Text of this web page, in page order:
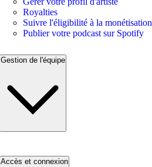
Royalties
Suivre l'éligibilité à la monétisation
Publier votre podcast sur Spotify
Gestion de l'équipe
Accès et connexion